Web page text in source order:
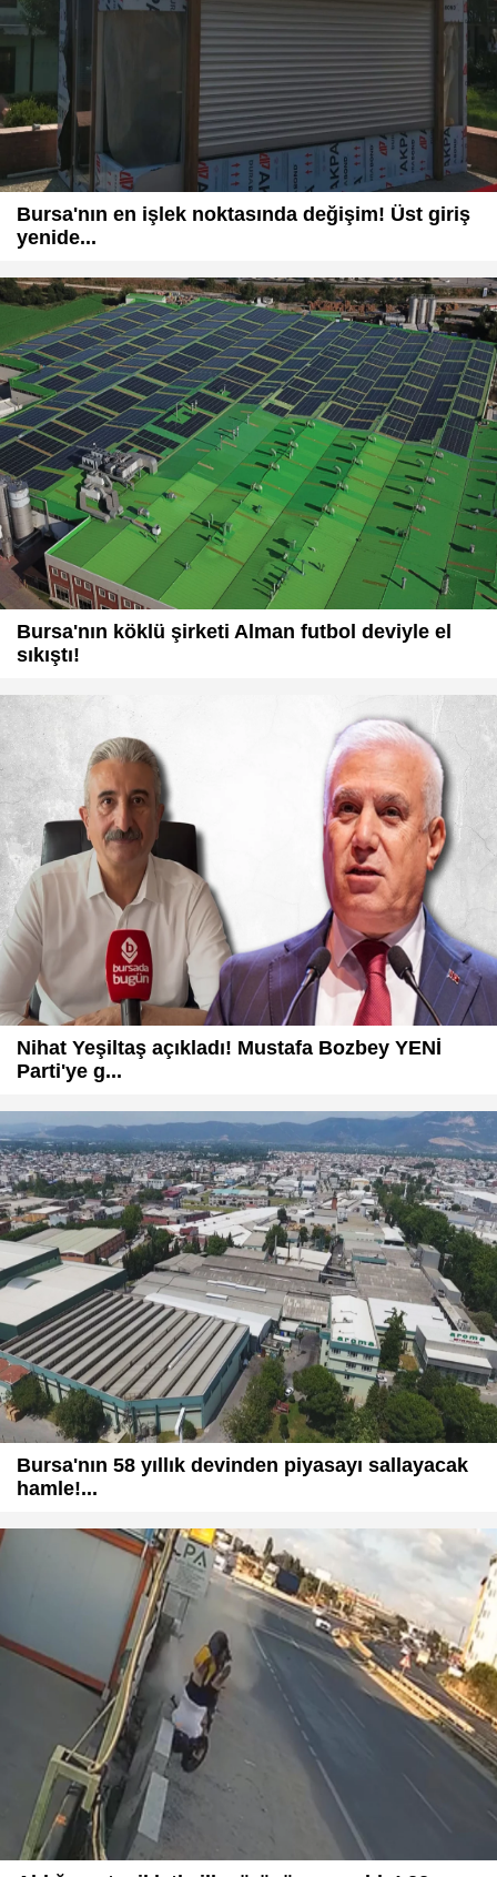
Bursa'nın en işlek noktasında değişim! Üst giriş
yenide...
Bursa'nın köklü şirketi Alman futbol deviyle el
sıkıştı!
Nihat Yeşiltaş açıkladı! Mustafa Bozbey YENİ
Parti'ye g...
Bursa'nın 58 yıllık devinden piyasayı sallayacak
hamle!...